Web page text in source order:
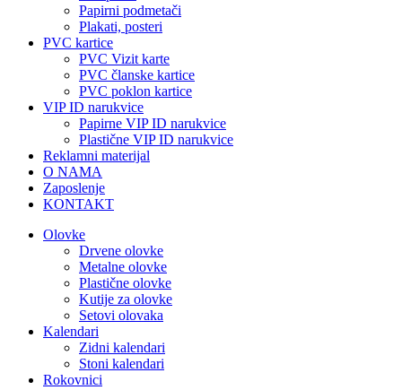
Papirni podmetači
Plakati, posteri
PVC kartice
PVC Vizit karte
PVC članske kartice
PVC poklon kartice
VIP ID narukvice
Papirne VIP ID narukvice
Plastične VIP ID narukvice
Reklamni materijal
O NAMA
Zaposlenje
KONTAKT
Olovke
Drvene olovke
Metalne olovke
Plastične olovke
Kutije za olovke
Setovi olovaka
Kalendari
Zidni kalendari
Stoni kalendari
Rokovnici